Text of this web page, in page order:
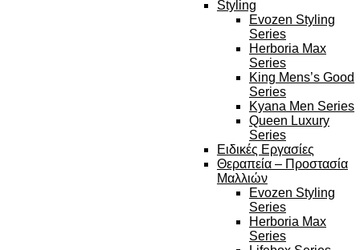
Styling
Evozen Styling
Series
Herboria Max
Series
King Mens’s Good
Series
Kyana Men Series
Queen Luxury
Series
Ειδικές Εργασίες
Θεραπεία – Προστασία
Μαλλιών
Evozen Styling
Series
Herboria Max
Series